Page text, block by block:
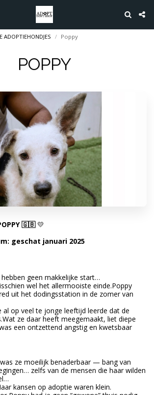
ADOPTIEHONDJES Poppy
POPPY
🇬🇧💛
geschat januari 2025
geen makkelijke start…
wel het allermooiste einde.Poppy
uit het dodingsstation in de zomer van
al op veel te jonge leeftijd leerde dat de
ze daar heeft meegemaakt, liet diepe
een ontzettend angstig en kwetsbaar
ze moeilijk benaderbaar — bang van
zelfs van de mensen die haar wilden
kansen op adoptie waren klein.